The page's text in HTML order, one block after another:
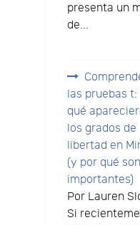
presenta un
de...
las pruebas t:
qué
los grados de
libertad en
(y por qué son
importantes)
Por Lauren
Si